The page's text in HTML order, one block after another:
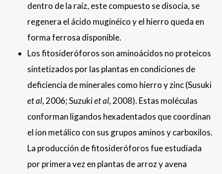
dentro de la raíz, este compuesto se disocia, se
regenera el ácido muginéico y el hierro queda en
forma ferrosa disponible.
Los fitosideróforos son aminoácidos no proteicos
sintetizados por las plantas en condiciones de
deficiencia de minerales como hierro y zinc (Susuki
et al, 2006; Suzukiet al, 2008). Estas moléculas
conforman ligandos hexadentados que coordinan
el ion metálico con sus grupos aminos y carboxilos.
La producción de fitosideróforos fue estudiada
por primera vez en plantas de arroz y avena